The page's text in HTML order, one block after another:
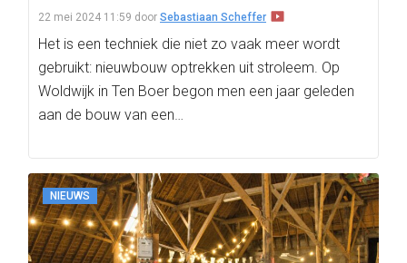
22 mei 2024 11:59 door Sebastiaan Scheffer
Het is een techniek die niet zo vaak meer wordt
gebruikt: nieuwbouw optrekken uit stroleem. Op
Woldwijk in Ten Boer begon men een jaar geleden
aan de bouw van een…
NIEUWS